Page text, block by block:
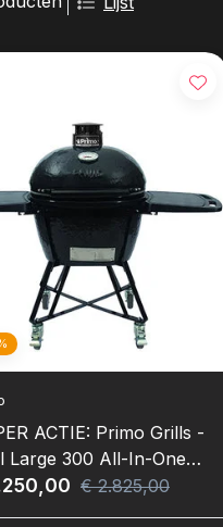
ACTIE: Primo Grills -
Large 300 All-In-One
onderstel en
€ 2.825,00